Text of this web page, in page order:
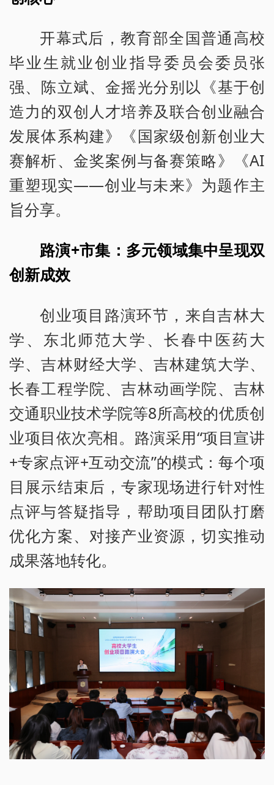
开幕式后，教育部全国普通高校
毕业生就业创业指导委员会委员张
强、陈立斌、金摇光分别以《基于创
造力的双创人才培养及联合创业融合
发展体系构建》《国家级创新创业大
赛解析、金奖案例与备赛策略》《AI
重塑现实——创业与未来》为题作主
旨分享。
路演+市集：多元领域集中呈现双
创新成效
创业项目路演环节，来自吉林大
学、东北师范大学、长春中医药大
学、吉林财经大学、吉林建筑大学、
长春工程学院、吉林动画学院、吉林
交通职业技术学院等8所高校的优质创
业项目依次亮相。路演采用“项目宣讲
+专家点评+互动交流”的模式：每个项
目展示结束后，专家现场进行针对性
点评与答疑指导，帮助项目团队打磨
优化方案、对接产业资源，切实推动
成果落地转化。